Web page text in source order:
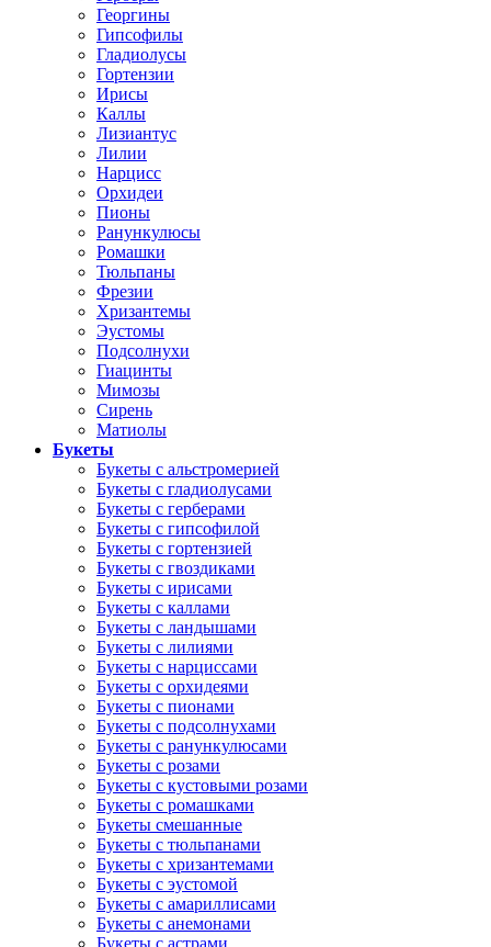
Георгины
Гипсофилы
Гладиолусы
Гортензии
Ирисы
Каллы
Лизиантус
Лилии
Нарцисс
Орхидеи
Пионы
Ранункулюсы
Ромашки
Тюльпаны
Фрезии
Хризантемы
Эустомы
Подсолнухи
Гиацинты
Мимозы
Сирень
Матиолы
Букеты
Букеты с альстромерией
Букеты с гладиолусами
Букеты с герберами
Букеты с гипсофилой
Букеты с гортензией
Букеты с гвоздиками
Букеты с ирисами
Букеты с каллами
Букеты с ландышами
Букеты с лилиями
Букеты с нарциссами
Букеты с орхидеями
Букеты с пионами
Букеты с подсолнухами
Букеты с ранункулюсами
Букеты с розами
Букеты с кустовыми розами
Букеты с ромашками
Букеты смешанные
Букеты с тюльпанами
Букеты с хризантемами
Букеты с эустомой
Букеты с амариллисами
Букеты с анемонами
Букеты с астрами